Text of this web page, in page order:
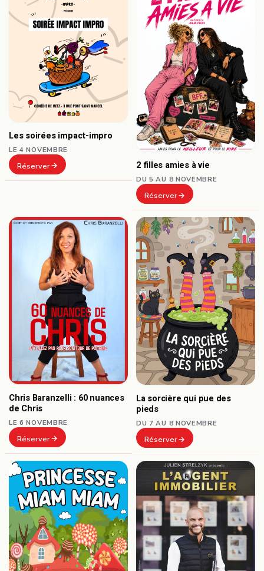
Les soirées impact-impro
LE 4 NOVEMBRE
Réserver 2 filles amies à vie
DU 5 AU 8 NOVEMBRE
Réserver
Chris Baranzelli : 60 nuances
de Chris
LE 6 NOVEMBRE
Réserver
La sorcière qui pue des
pieds
DU 7 AU 8 NOVEMBRE
Réserver